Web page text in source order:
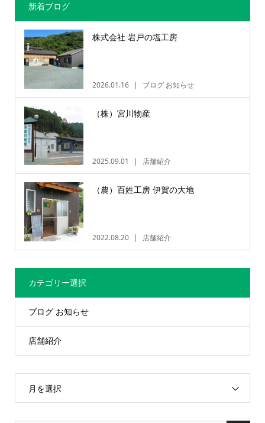
新着ブログ
株式会社 岩戸の塩工房
2026.01.16 ブログ お知らせ
（株）宮川物産
2025.09.01 店舗紹介
（農）百姓工房 伊賀の大地
2022.08.20 店舗紹介
カテゴリー選択
ブログ お知らせ
店舗紹介
月を選択